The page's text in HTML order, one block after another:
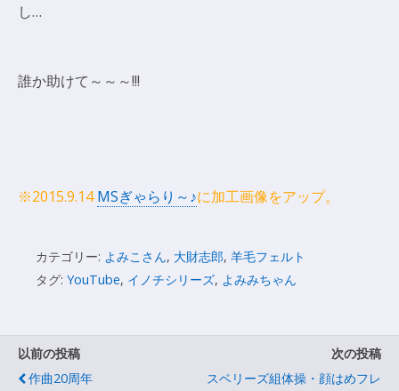
し…
誰か助けて～～～!!!
※2015.9.14MSぎゃらり～♪に加工画像をアップ。
カテゴリー: よみこさん, 大財志郎, 羊毛フェルト
タグ: YouTube, イノチシリーズ, よみみちゃん
以前の投稿
作曲20周年
次の投稿
スベリーズ組体操・顔はめフレ